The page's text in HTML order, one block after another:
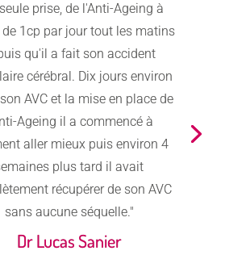
prise, de l'Anti-Ageing à
1cp par jour tout les matins
qu'il a fait son accident
cérébral. Dix jours environ
AVC et la mise en place de
Ageing il a commencé à
aller mieux puis environ 4
plus tard il avait
récupérer de son AVC
sans aucune séquelle."
Dr Lucas Sanier